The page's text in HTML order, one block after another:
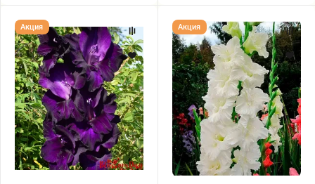
Гладиолус
Блэк
Вельвет
(5
шт.
луковиц
в
упаковке)
Акция
Гладиолус
Белый
медведь
(5
шт.
луковиц
в
упаковке)
Акция